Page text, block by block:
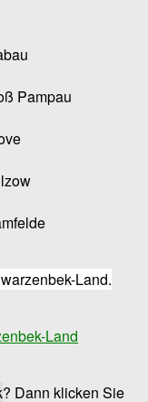
Land.
Land
? Dann klicken Sie